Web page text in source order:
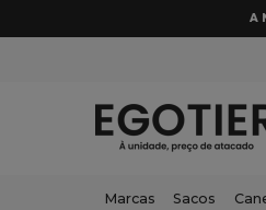
A
Marcas Sacos